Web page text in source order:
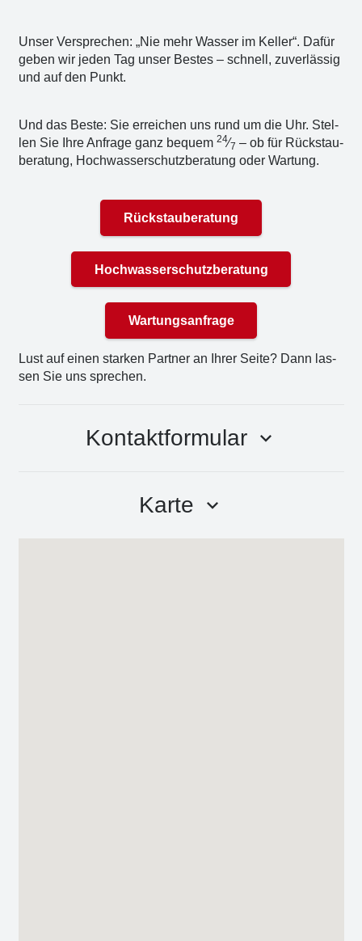
Unser Ver­spre­chen: „Nie mehr Was­ser im Kel­ler“. Dafür
geben wir jeden Tag unser Bes­tes – schnell, zuver­läs­sig
und auf den Punkt.
Und das Bes­te: Sie errei­chen uns rund um die Uhr. Stel­
len Sie Ihre Anfra­ge ganz bequem 24⁄7 – ob für Rück­stau­
be­ra­tung, Hoch­was­ser­schutz­be­ra­tung oder War­tung.
Rückstauberatung
Hochwasserschutzberatung
Wartungsanfrage
Lust auf einen star­ken Part­ner an Ihrer Sei­te? Dann las­
sen Sie uns spre­chen.
Kontaktformular keyboard_arrow_down
Karte keyboard_arrow_down